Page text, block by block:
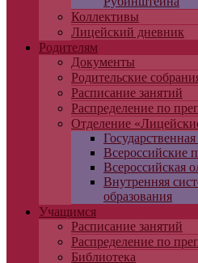
Коллективы
Лицейский дневник
Родителям
Документы
Родительские
Расписание занятий
Распределение по
Отделение
Всероссийские
Всероссийская
Внутренняя
образования
Учащимся
Расписание занятий
Распределение по
Библиотека